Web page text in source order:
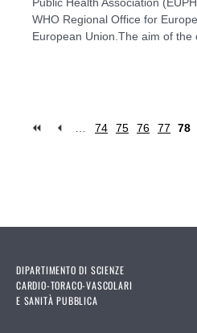
WHO Regional Office for
European Union.The aim of the
74 75 76 77 78
DIPARTIMENTO DI SCIENZE
CARDIO-TORACO-VASCOLARI
E SANITÀ PUBBLICA